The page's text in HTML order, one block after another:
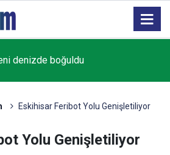
denizde boğuldu
Eskihisar Feribot Yolu Genişletiliyor
Yolu Genişletiliyor